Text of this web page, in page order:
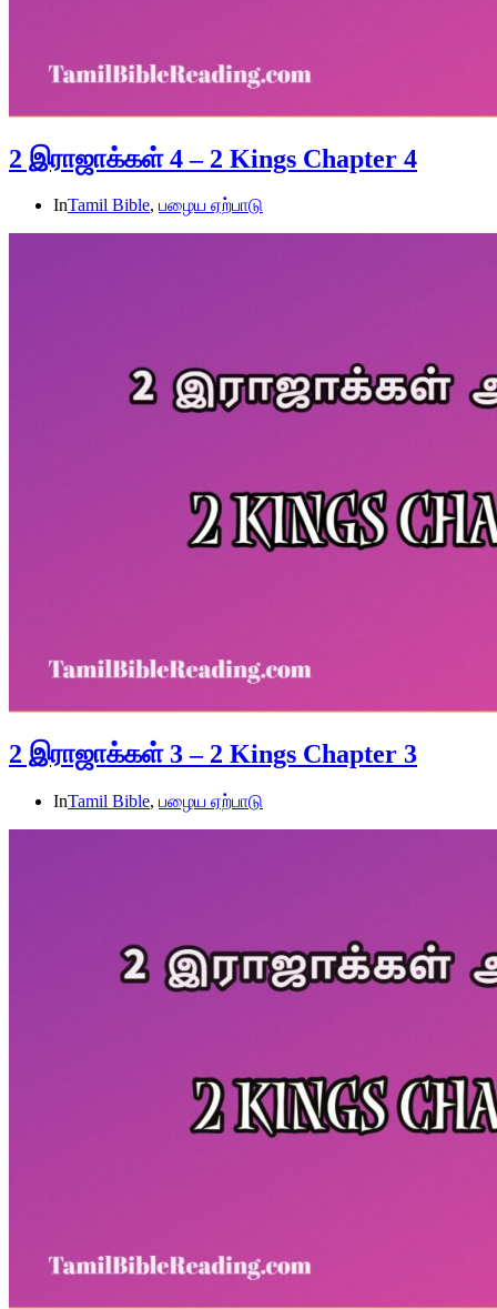
2 இராஜாக்கள் 4 – 2 Kings Chapter 4
InTamil Bible, பழைய ஏற்பாடு
2 இராஜாக்கள் 3 – 2 Kings Chapter 3
InTamil Bible, பழைய ஏற்பாடு